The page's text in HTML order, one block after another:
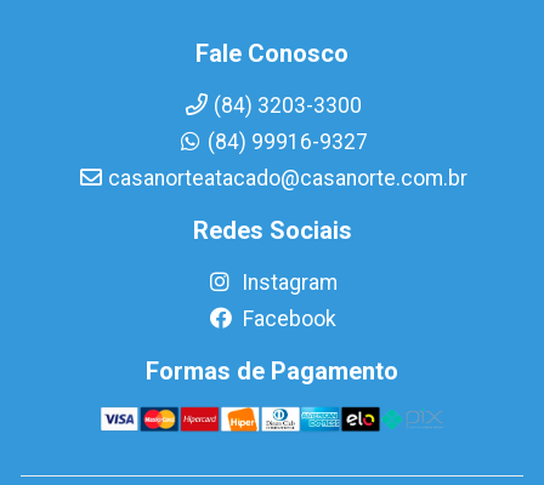
Fale Conosco
(84) 3203-3300
(84) 99916-9327
casanorteatacado@casanorte.com.br
Redes Sociais
Instagram
Facebook
Formas de Pagamento